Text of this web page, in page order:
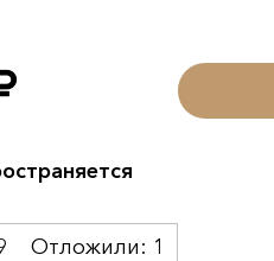
Отложили: 1